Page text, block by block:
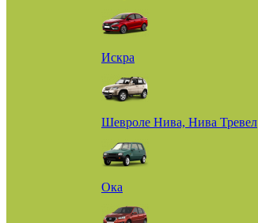
Искра
Шевроле Нива, Нива Тревел
Ока